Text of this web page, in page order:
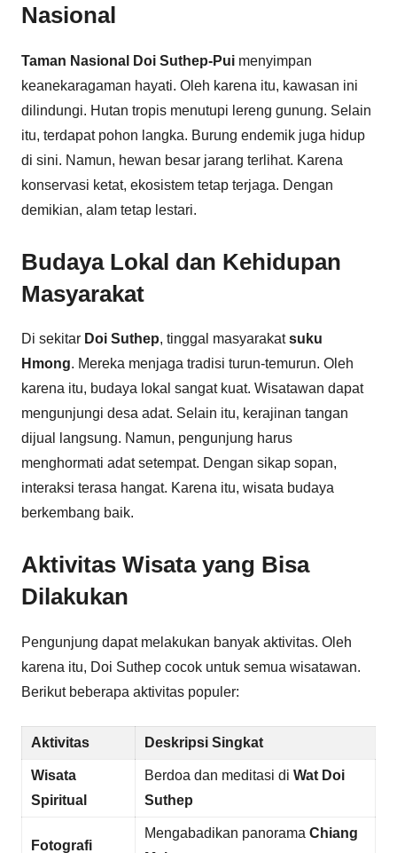
Nasional
Taman Nasional Doi Suthep-Pui menyimpan
keanekaragaman hayati. Oleh karena itu, kawasan ini
dilindungi. Hutan tropis menutupi lereng gunung. Selain
itu, terdapat pohon langka. Burung endemik juga hidup
di sini. Namun, hewan besar jarang terlihat. Karena
konservasi ketat, ekosistem tetap terjaga. Dengan
demikian, alam tetap lestari.
Budaya Lokal dan Kehidupan
Masyarakat
Di sekitar Doi Suthep, tinggal masyarakatsuku
Hmong. Mereka menjaga tradisi turun-temurun. Oleh
karena itu, budaya lokal sangat kuat. Wisatawan dapat
mengunjungi desa adat. Selain itu, kerajinan tangan
dijual langsung. Namun, pengunjung harus
menghormati adat setempat. Dengan sikap sopan,
interaksi terasa hangat. Karena itu, wisata budaya
berkembang baik.
Aktivitas Wisata yang Bisa
Dilakukan
Pengunjung dapat melakukan banyak aktivitas. Oleh
karena itu, Doi Suthep cocok untuk semua wisatawan.
Berikut beberapa aktivitas populer:
Aktivitas Deskripsi Singkat
Wisata
Spiritual
Berdoa dan meditasi di Wat Doi
Suthep
Fotografi
Mengabadikan panorama Chiang